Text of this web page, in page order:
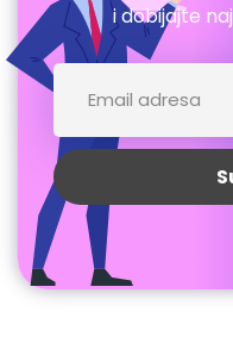
i dobijajte